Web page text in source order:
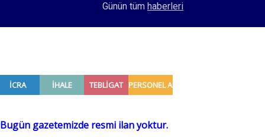
Merkez Bankası rezervleri açıklandı
Günün tüm haberleri